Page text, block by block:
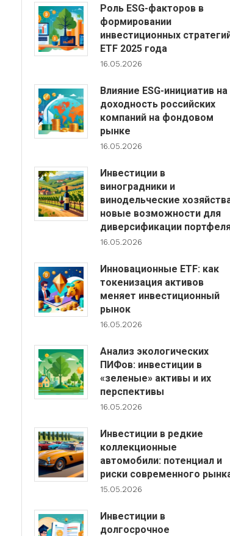
Роль ESG-факторов в
формировании
инвестиционных
ETF 2025 года
16.05.2026
Влияние ESG-инициатив на
доходность российских
компаний на фондовом
рынке
16.05.2026
Инвестиции в
виноградники и
винодельческие
новые возможности для
диверсификации
16.05.2026
Инновационные ETF: как
токенизация активов
меняет инвестиционный
рынок
16.05.2026
Анализ экологических
ПИФов: инвестиции в
«зеленые» активы и их
перспективы
16.05.2026
Инвестиции в редкие
коллекционные
автомобили: потенциал и
риски современного
15.05.2026
Инвестиции в
долгосрочное